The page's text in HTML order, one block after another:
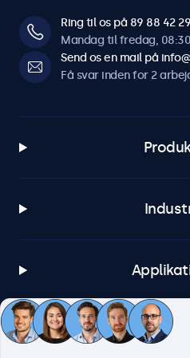
Ring til os på 89 88 42 29
Mandag til fredag, 08:30
Send os en mail på
Få svar inden for 2